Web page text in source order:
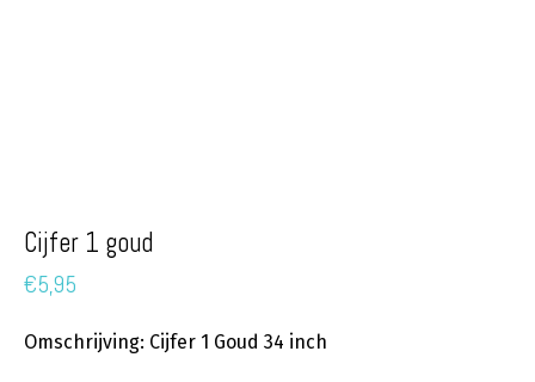
Cijfer 1 goud
€5,95
Omschrijving: Cijfer 1 Goud 34 inch